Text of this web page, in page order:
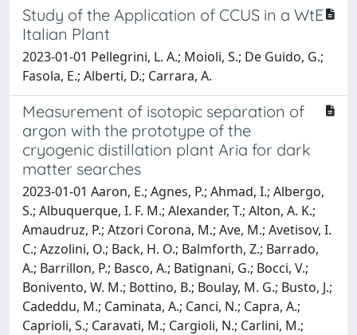
Study of the Application of CCUS in a WtE
Italian Plant
2023-01-01 Pellegrini, L. A.; Moioli, S.; De Guido, G.;
Fasola, E.; Alberti, D.; Carrara, A.
Measurement of isotopic separation of
argon with the prototype of the
cryogenic distillation plant Aria for dark
matter searches
2023-01-01 Aaron, E.; Agnes, P.; Ahmad, I.; Albergo,
S.; Albuquerque, I. F. M.; Alexander, T.; Alton, A. K.;
Amaudruz, P.; Atzori Corona, M.; Ave, M.; Avetisov, I.
C.; Azzolini, O.; Back, H. O.; Balmforth, Z.; Barrado,
A.; Barrillon, P.; Basco, A.; Batignani, G.; Bocci, V.;
Bonivento, W. M.; Bottino, B.; Boulay, M. G.; Busto, J.;
Cadeddu, M.; Caminata, A.; Canci, N.; Capra, A.;
Caprioli, S.; Caravati, M.; Cargioli, N.; Carlini, M.;